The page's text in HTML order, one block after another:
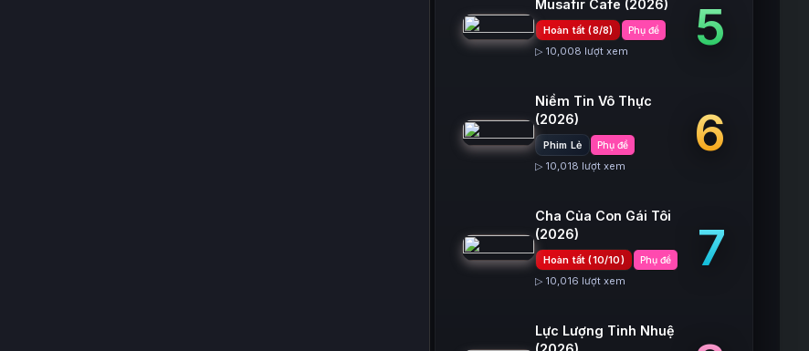
Musafir Cafe (2026)
Hoàn tất (8/8) Phụ đề
▷ 10,008 lượt xem 5
Niềm Tin Vô Thực
(2026)
Phim Lẻ Phụ đề
▷ 10,018 lượt xem
6
Cha Của Con Gái Tôi
(2026)
Hoàn tất (10/10) Phụ đề
▷ 10,016 lượt xem
7
Lực Lượng Tinh Nhuệ